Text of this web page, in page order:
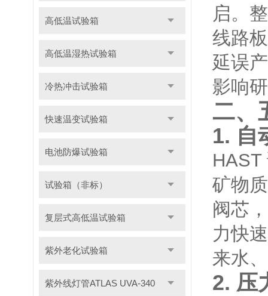
高低温试验箱
高低温湿热试验箱
冷热冲击试验箱
快速温变试验箱
电池防爆试验箱
试验箱（非标）
复层式高低温试验箱
紫外老化试验箱
紫外线灯管ATLAS UVA-340
启。
线路
延误
影响
二、
1. 自
HAST
矿物
阀芯
力快
来水
2. 压